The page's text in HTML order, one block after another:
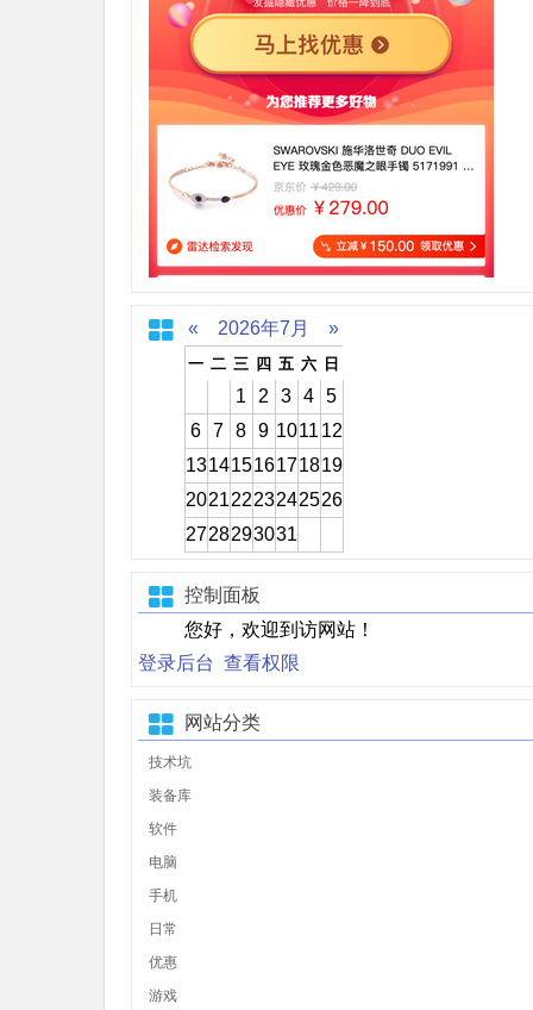
« 2026年7月 »
一 二 三 四 五 六 日
1 2 3 4
5
6
7 8 9 1011 12
13141516171819
20212223242526
2728293031
控制面板
您好，欢迎到访网站！
登录后台 查看权限
网站分类
技术坑
装备库
软件
电脑
手机
日常
优惠
游戏